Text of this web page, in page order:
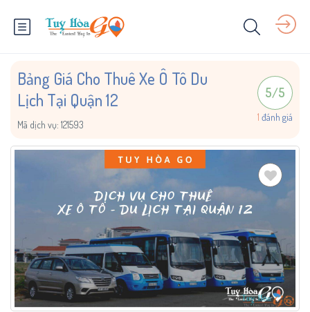
Bảng Giá Cho Thuê Xe Ô Tô Du
Lịch Tại Quận 12
Mã dịch vụ: 121593
5/5
1 đánh giá